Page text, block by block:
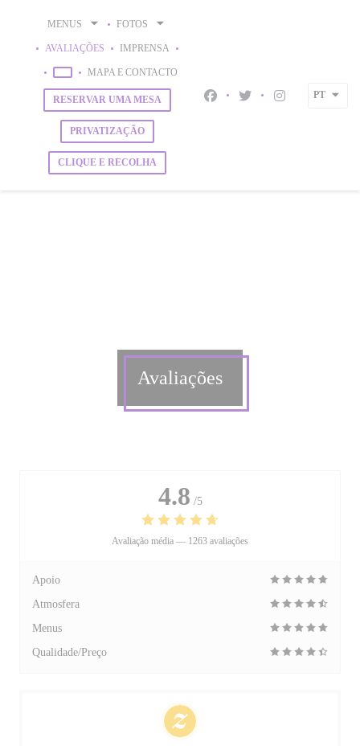
MENUS FOTOS
AVALIAÇÕES IMPRENSA
((ABRE NUMA NOVA JANELA))
MAPA E CONTACTO
RESERVAR UMA MESA
PRIVATIZAÇÃO
CLIQUE E RECOLHA
Facebook ((abre numa nova
Twitter ((abre numa
Instagram
PT
Avaliações
4.8 /5
Avaliação média — 1263 avaliações
Apoio
Atmosfera
Menus
Qualidade/Preço